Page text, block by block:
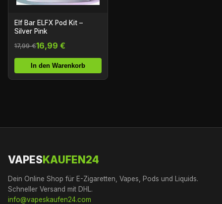
Elf Bar ELFX Pod Kit –
Silver Pink
17,99 €16,99 €
In den Warenkorb
VAPESKAUFEN24
Dein Online Shop für E-Zigaretten, Vapes, Pods und Liquids.
Schneller Versand mit DHL.
info@vapeskaufen24.com